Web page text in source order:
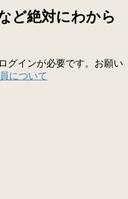
ど絶対にわから
グインが必要です。お願い
について